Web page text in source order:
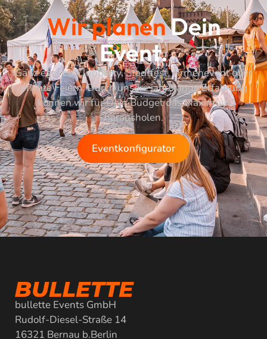
Wir planenDein
Event.
Ganz egal ob Clubparty, Stadtfest, Firmenevent oder
private Feiern. Durch unsere jahrelange Erfahrung
können wir für Dein Budget das Maximum
herausholen.
Eventkonfigurator
bullette Events GmbH
Rudolf-Diesel-Straße 14
16321 Bernau b.Berlin